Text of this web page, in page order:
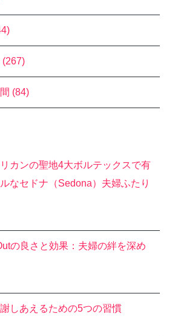
(267)
(84)
カンの聖地4大ボルテックスで有
なセドナ（Sedona）夫婦ふたり
の良さと効果：夫婦の絆を深め
しあえるための5つの習慣